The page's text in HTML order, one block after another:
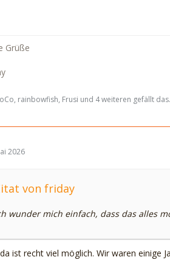
Grüße
rainbowfish, Frusi und 4 weiteren gefällt das.
2026
von friday
wunder mich einfach, dass das alles
ist recht viel möglich. Wir waren einige